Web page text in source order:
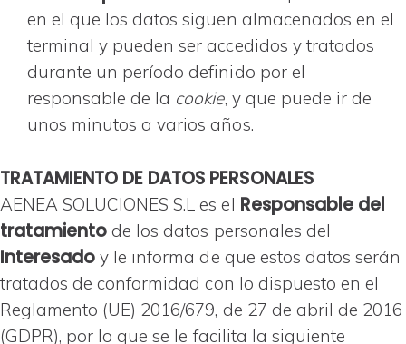
en el que los datos siguen almacenados en el
terminal y pueden ser accedidos y tratados
durante un período definido por el
responsable de la cookie, y que puede ir de
unos minutos a varios años.
TRATAMIENTO DE DATOS PERSONALES
AENEA SOLUCIONES S.L es el Responsable del
tratamiento de los datos personales del
Interesadoy le informa de que estos datos serán
tratados de conformidad con lo dispuesto en el
Reglamento (UE) 2016/679, de 27 de abril de 2016
(GDPR), por lo que se le facilita la siguiente